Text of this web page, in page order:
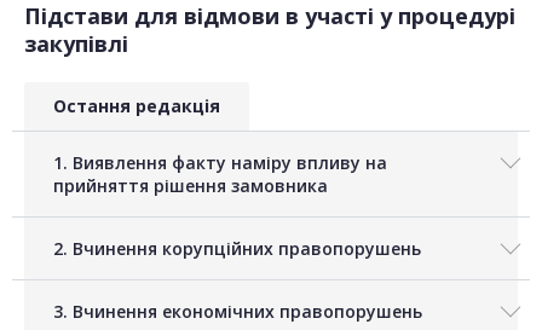
Підстави для відмови в участі у процедурі
закупівлі
Остання редакція
1. Виявлення факту наміру впливу на
прийняття рішення замовника
2. Вчинення корупційних правопорушень
3. Вчинення економічних правопорушень